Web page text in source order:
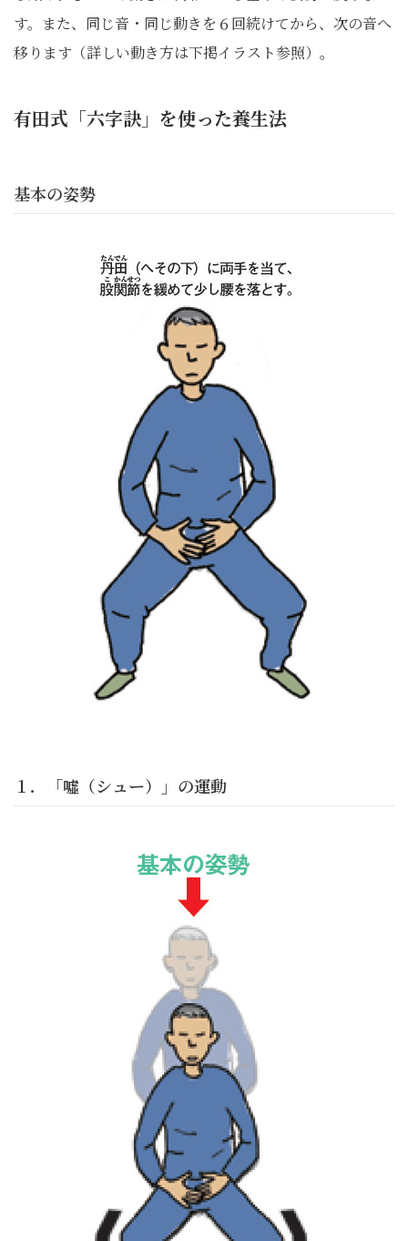
す。また、同じ音・同じ動きを６回続けてから、次の音へ
移ります（詳しい動き方は下掲イラスト参照）。
有田式「六字訣」を使った養生法
基本の姿勢
１．「噓（シュー）」の運動